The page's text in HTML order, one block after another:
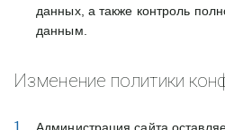
данных, а также контроль
данным.
Изменение политики